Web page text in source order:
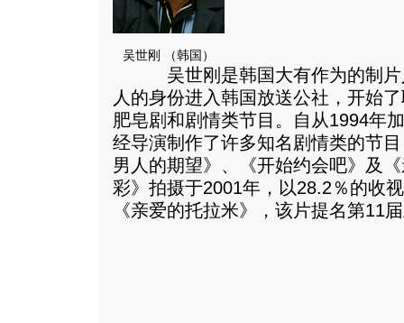
吴世刚 （韩国）
吴世刚是韩国大有作为的制片
人的身份进入韩国放送公社，开始
肥皂剧和剧情类节目。自从1994年
经导演制作了许多知名剧情类的节
男人的期望》、《开始约会吧》及
彩》拍摄于2001年，以28.2％的收
《亲爱的托拉米》，该片提名第11